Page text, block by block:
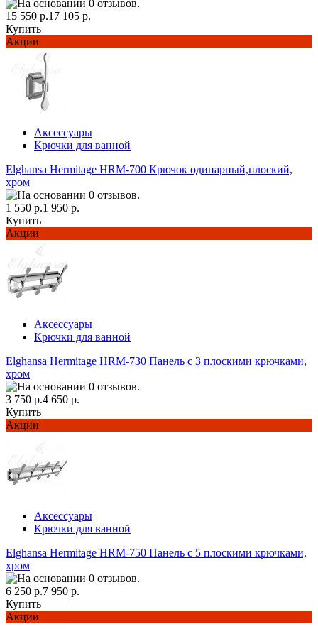
15 550 р.17 105 р.
Купить
Акции
Аксессуары
Крючки для ванной
Elghansa Hermitage HRM-700 Крючок одинарный,плоский,
хром
1 550 р.1 950 р.
Купить
Акции
Аксессуары
Крючки для ванной
Elghansa Hermitage HRM-730 Панель с 3 плоскими крючками,
хром
3 750 р.4 650 р.
Купить
Акции
Аксессуары
Крючки для ванной
Elghansa Hermitage HRM-750 Панель с 5 плоскими крючками,
хром
6 250 р.7 950 р.
Купить
Акции